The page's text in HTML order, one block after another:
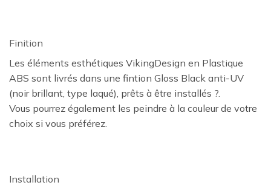
Finition
Les éléments esthétiques VikingDesign en Plastique
ABS sont livrés dans une fintion Gloss Black anti-UV
(noir brillant, type laqué), prêts à être installés ?.
Vous pourrez également les peindre à la couleur de votre
choix si vous préférez.
Installation